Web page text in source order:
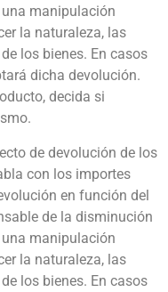
manipulación
la naturaleza, las
los bienes. En casos
dicha devolución.
decida si
de devolución de los
con los importes
en función del
de la disminución
manipulación
la naturaleza, las
los bienes. En casos